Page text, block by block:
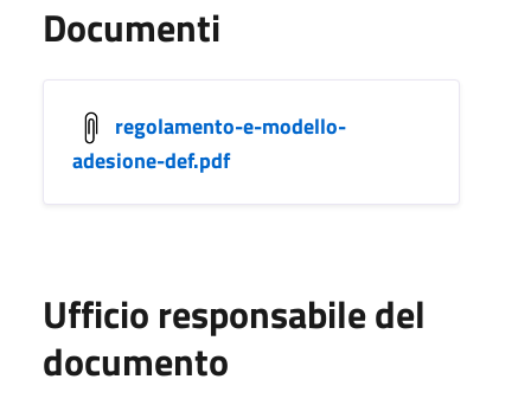
Documenti
regolamento-e-modello-
adesione-def.pdf
Ufficio responsabile del
documento